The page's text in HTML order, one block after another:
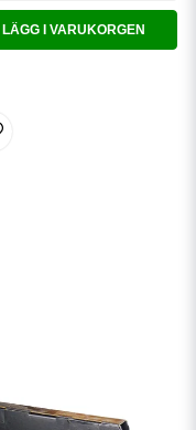
LÄGG I VARUKORGEN